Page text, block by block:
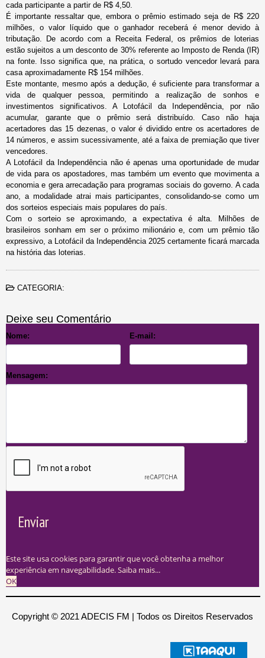
cada participante a partir de R$ 4,50.
É importante ressaltar que, embora o prêmio estimado seja de R$ 220
milhões, o valor líquido que o ganhador receberá é menor devido à
tributação. De acordo com a Receita Federal, os prêmios de loterias
estão sujeitos a um desconto de 30% referente ao Imposto de Renda (IR)
na fonte. Isso significa que, na prática, o sortudo vencedor levará para
casa aproximadamente R$ 154 milhões.
Este montante, mesmo após a dedução, é suficiente para transformar a
vida de qualquer pessoa, permitindo a realização de sonhos e
investimentos significativos. A Lotofácil da Independência, por não
acumular, garante que o prêmio será distribuído. Caso não haja
acertadores das 15 dezenas, o valor é dividido entre os acertadores de
14 números, e assim sucessivamente, até a faixa de premiação que tiver
vencedores.
A Lotofácil da Independência não é apenas uma oportunidade de mudar
de vida para os apostadores, mas também um evento que movimenta a
economia e gera arrecadação para programas sociais do governo. A cada
ano, a modalidade atrai mais participantes, consolidando-se como um
dos sorteios especiais mais populares do país.
Com o sorteio se aproximando, a expectativa é alta. Milhões de
brasileiros sonham em ser o próximo milionário e, com um prêmio tão
expressivo, a Lotofácil da Independência 2025 certamente ficará marcada
na história das loterias.
CATEGORIA:
Deixe seu Comentário
Nome: E-mail:
Mensagem:
Enviar
Este site usa cookies para garantir que você obtenha a melhor
experiência em navegabilidade.Saiba mais...
OK
Copyright © 2021 ADECIS FM | Todos os Direitos Reservados